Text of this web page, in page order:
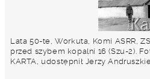
Lata 50-te, Workuta, Komi ASRR,
przed szybem kopalni 16 (Szu-2).
KARTA, udostępnił Jerzy